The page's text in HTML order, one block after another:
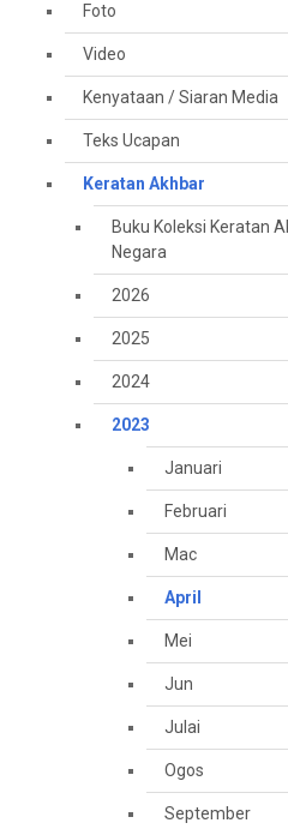
Foto
Video
Kenyataan / Siaran Media
Teks Ucapan
Keratan Akhbar
Buku Koleksi Keratan
Negara
2026
2025
2024
2023
Januari
Februari
Mac
April
Mei
Jun
Julai
Ogos
September